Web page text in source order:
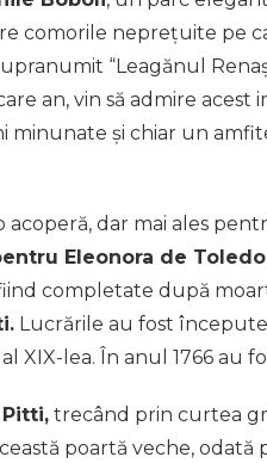
comorile neprețuite pe
“Leagănul
an, vin să admire acest
minunate și chiar un
dar mai ales
Eleonora de
completate după
Lucrările au fost începute
XIX-lea. În anul 1766 au
trecând prin curtea
poartă veche, odată